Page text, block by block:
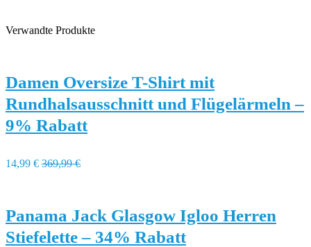
Verwandte Produkte
Damen Oversize T-Shirt mit
Rundhalsausschnitt und Flügelärmeln –
9% Rabatt
14,99 € 369,99 €
Panama Jack Glasgow Igloo Herren
Stiefelette – 34% Rabatt